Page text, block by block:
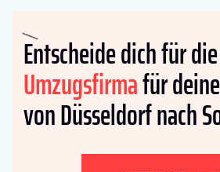
Entscheide dich für die
Umzugsfirmafür
von Düsseldorf nach